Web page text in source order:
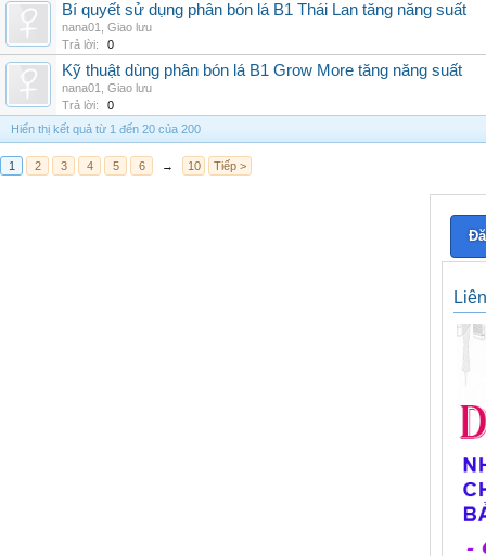
Bí quyết sử dụng phân bón lá B1 Thái Lan tăng năng suất
nana01
Giao lưu
Trả lời:
0
Kỹ thuật dùng phân bón lá B1 Grow More tăng năng suất
nana01
Giao lưu
Trả lời:
0
Hiển thị kết quả từ 1 đến 20 của 200
1 2 3 4 5 6 → 10 Tiếp >